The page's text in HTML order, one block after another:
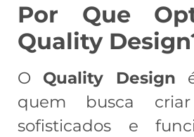
Por Que
Quality
O Quality Design
quem busca
sofisticados e